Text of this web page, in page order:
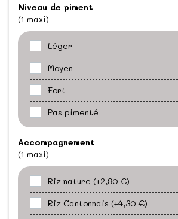
Niveau de piment
(1 maxi)
Léger
Moyen
Fort
Pas pimenté
Accompagnement
(1 maxi)
Riz nature (+2,90 €)
Riz Cantonnais (+4,30 €)